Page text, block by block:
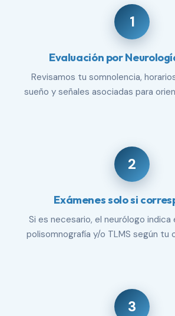
1
Evaluación por
Revisamos tu somnolencia,
sueño y señales asociadas para
2
Exámenes solo si
Si es necesario, el neurólogo
polisomnografía y/o TLMS según tu
3